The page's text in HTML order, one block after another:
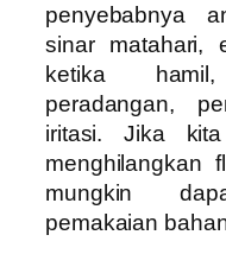
penyebabnya
sinar matahari,
ketika
peradangan,
iritasi. Jika
menghilangkan
mungkin
pemakaian